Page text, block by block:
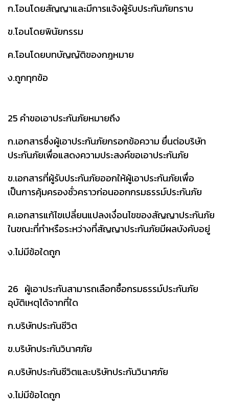
ก.โอนโดยสัญญาและมีการแจ้งผู้รับประกันภัยทราบ
ข.โอนโดยพินัยกรรม
ค.โอนโดยบทบัญญัติของกฎหมาย
ง.ถูกทุกข้อ
25 คำขอเอาประกันภัยหมายถึง
ก.เอกสารซึ่งผู้เอาประกันภัยกรอกข้อความ ยื่นต่อบริษัท
ประกันภัยเพื่อแสดงความประสงค์ขอเอาประกันภัย
ข.เอกสารที่ผู้รับประกันภัยออกให้ผู้เอาประกันภัยเพื่อ
เป็นการคุ้มครองชั่วคราวก่อนออกกรมธรรม์ประกันภัย
ค.เอกสารแก้ไขเปลี่ยนแปลงเงื่อนไขของสัญญาประกันภัย
ในขณะที่ทำหรือระหว่างที่สัญญาประกันภัยมีผลบังคับอยู่
ง.ไม่มีข้อใดถูก
26 ผู้เอาประกันสามารถเลือกซื้อกรมธรรม์ประกันภัย
อุบัติเหตุได้จากที่ใด
ก.บริษัทประกันชีวิต
ข.บริษัทประกันวินาศภัย
ค.บริษัทประกันชีวิตและบริษัทประกันวินาศภัย
ง.ไม่มีข้อไดถูก